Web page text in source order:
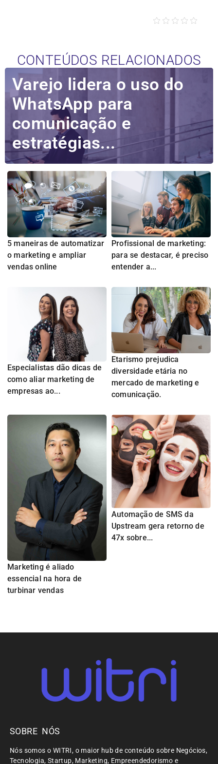
CONTEÚDOS RELACIONADOS
Varejo lidera o uso do
WhatsApp para
comunicação e
estratégias...
5 maneiras de automatizar
o marketing e ampliar
vendas online
Profissional de marketing:
para se destacar, é preciso
entender a...
Especialistas dão dicas de
como aliar marketing de
empresas ao...
Etarismo prejudica
diversidade etária no
mercado de marketing e
comunicação.
Marketing é aliado
essencial na hora de
turbinar vendas
Automação de SMS da
Upstream gera retorno de
47x sobre...
SOBRE NÓS
Nós somos o WITRI, o maior hub de conteúdo sobre Negócios,
Tecnologia, Startup, Marketing, Empreendedorismo e